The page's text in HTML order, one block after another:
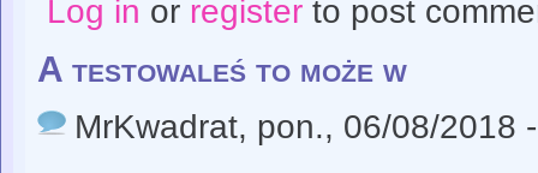
Log in or registerto post
A testowaleś to może w
MrKwadrat, pon., 06/08/2018